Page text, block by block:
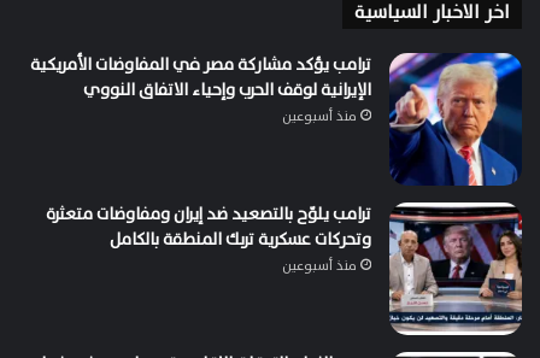
اخر الاخبار السياسية
ترامب يؤكد مشاركة مصر في المفاوضات الأمريكية
الإيرانية لوقف الحرب وإحياء الاتفاق النووي
منذ أسبوعين
ترامب يلوّح بالتصعيد ضد إيران ومفاوضات متعثرة
وتحركات عسكرية تربك المنطقة بالكامل
منذ أسبوعين